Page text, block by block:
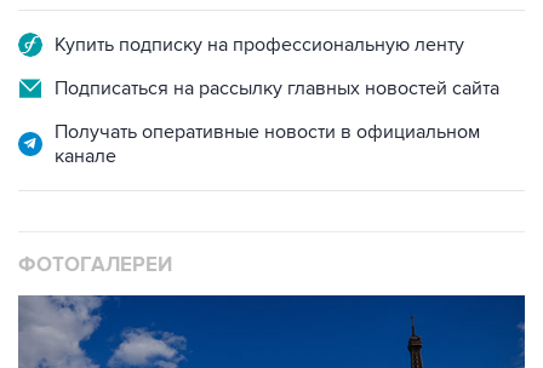
Купить подписку на профессиональную ленту
Подписаться на рассылку главных новостей сайта
Получать оперативные новости в официальном
канале
ФОТОГАЛЕРЕИ